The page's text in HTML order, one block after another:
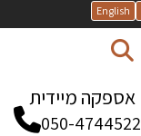
English
אספקה מיידית
050-4744522